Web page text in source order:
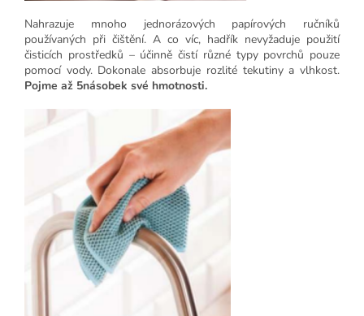
Nahrazuje mnoho jednorázových papírových ručníků
používaných při čištění. A co víc, hadřík nevyžaduje použití
čisticích prostředků – účinně čistí různé typy povrchů pouze
pomocí vody. Dokonale absorbuje rozlité tekutiny a vlhkost.
Pojme až 5násobek své hmotnosti.